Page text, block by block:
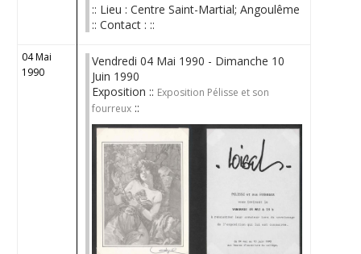
:: Lieu : Centre Saint-Martial; Angoulême
:: Contact : ::
04 Mai
1990
Vendredi 04 Mai 1990 - Dimanche 10
Juin 1990
Exposition :: Exposition Pélisse et son
fourreux ::